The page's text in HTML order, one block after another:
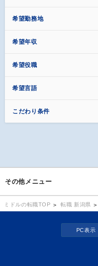
希望勤務地
希望年収
希望役職
希望言語
こだわり条件
その他メニュー
ミドルの転職TOP 転職 新潟県
PC表示